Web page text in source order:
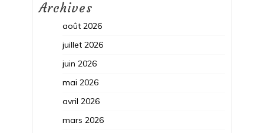
Archives
août 2026
juillet 2026
juin 2026
mai 2026
avril 2026
mars 2026